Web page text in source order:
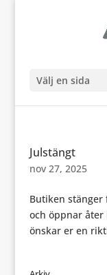
Välj en sida
Julstängt
nov 27, 2025
Butiken
och öppnar åter
önskar er en